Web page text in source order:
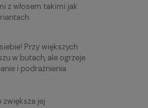
z włosem takimi jak
Przy większych
w butach, ale ogrzeje
i podrażnienia
zwiększa jej